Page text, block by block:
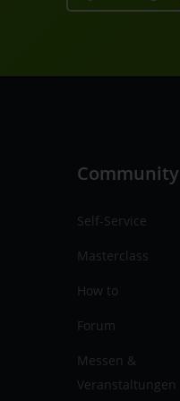
Community
Self-Service
Masterclass
How to
Forum
Messen &
Veranstaltungen